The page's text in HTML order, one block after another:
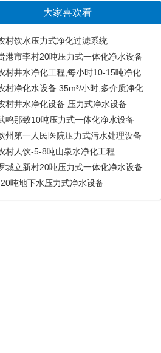
大家喜欢看
村饮水压力式净化过滤系统
港市李村20吨压力式一体化净水设备
村井水净化工程,每小时10-15吨净化设备及消毒设备
村净化水设备 35m³/小时,多介质净化水设备,井水净化器 压力式净水设备
村井水净化设备 压力式净水设备
鸣那致10吨压力式一体化净水设备
州第一人民医院压力式污水处理设备
村人饮-5-8吨山泉水净化工程
城立新村20吨压力式一体化净水设备
20吨地下水压力式净水设备